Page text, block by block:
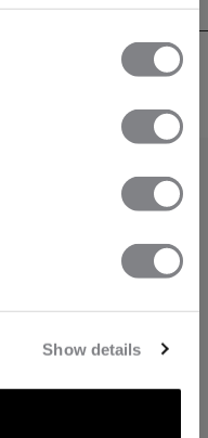
Show details